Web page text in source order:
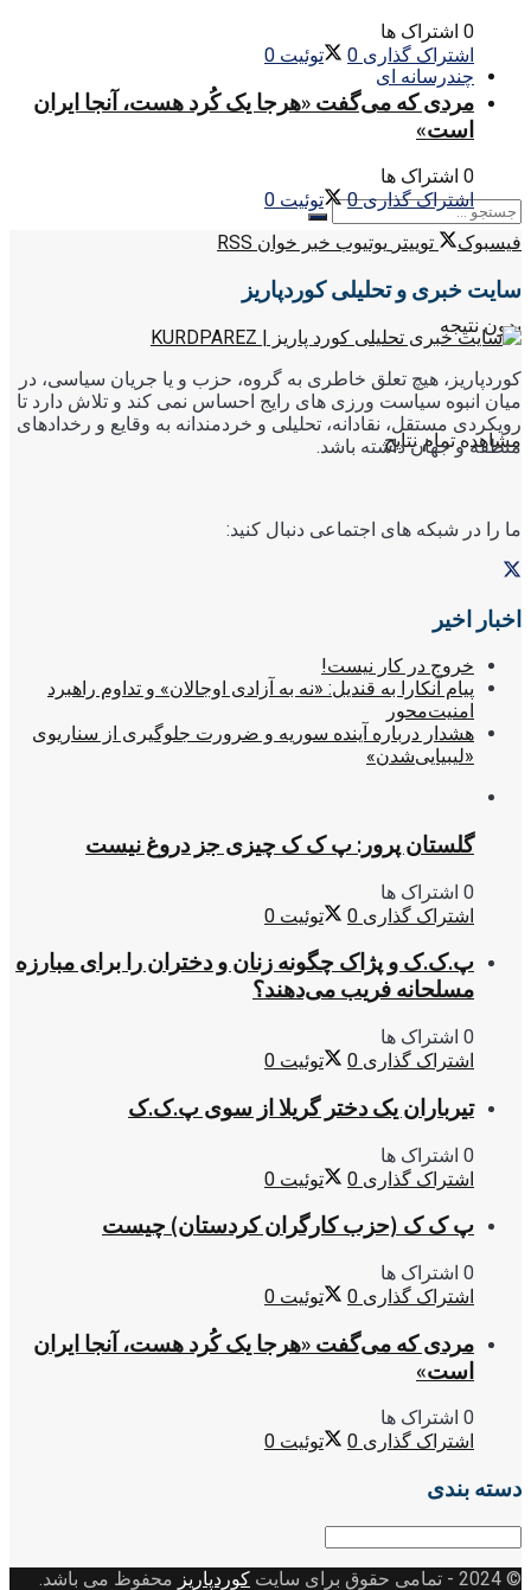
چندرسانه ای
بدون نتیجه
مشاهده تمام نتایج
0 اشتراک ها
اشتراک گذاری 0 توئیت 0
مردی که می‌گفت «هرجا یک کُرد هست، آنجا ایران
است»
0 اشتراک ها
اشتراک گذاری 0 توئیت 0
فیسبوک
توییتر یوتیوب خبر خوان RSS
سایت خبری و تحلیلی کوردپاریز
کوردپاریز، هیچ تعلق خاطری به گروه، حزب و یا جریان سیاسی، در
میان انبوه سیاست ورزی های رایج احساس نمی کند و تلاش دارد تا
رویکردی مستقل، نقادانه، تحلیلی و خردمندانه به وقایع و رخدادهای
منطقه و جهان داشته باشد.
ما را در شبکه های اجتماعی دنبال کنید:
اخبار اخیر
خروج در کار نیست!
پیام آنکارا به قندیل: «نه به آزادی اوجالان» و تداوم راهبرد
امنیت‌محور
هشدار درباره آینده سوریه و ضرورت جلوگیری از سناریوی
«لیبیایی‌شدن»
گلستان پرور: پ ک ک چیزی جز دروغ نیست
0 اشتراک ها
اشتراک گذاری 0 توئیت 0
پ.ک.ک و پژاک چگونه زنان و دختران را برای مبارزه
مسلحانه فریب می‌دهند؟
0 اشتراک ها
اشتراک گذاری 0 توئیت 0
تیرباران یک دختر گریلا از سوی پ.ک.ک
0 اشتراک ها
اشتراک گذاری 0 توئیت 0
پ ک ک (حزب کارگران کردستان) چیست
0 اشتراک ها
اشتراک گذاری 0 توئیت 0
مردی که می‌گفت «هرجا یک کُرد هست، آنجا ایران
است»
0 اشتراک ها
اشتراک گذاری 0 توئیت 0
دسته بندی
دسته
© 2024
- تمامی حقوق برای سایت کوردپاریز محفوظ می باشد.